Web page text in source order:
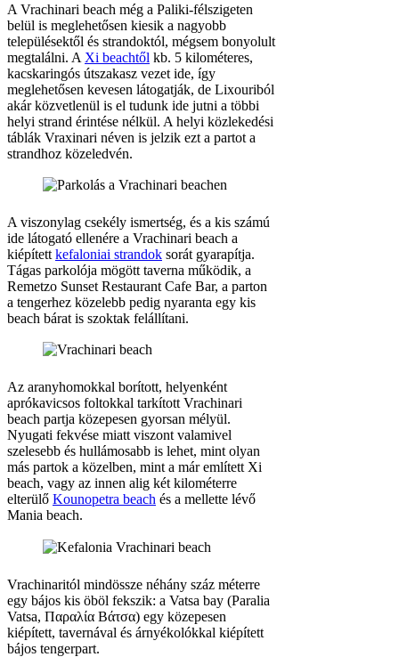
A Vrachinari beach még a Paliki-félszigeten
belül is meglehetősen kiesik a nagyobb
településektől és strandoktól, mégsem bonyolult
megtalálni. A Xi beachtől kb. 5 kilométeres,
kacskaringós útszakasz vezet ide, így
meglehetősen kevesen látogatják, de Lixouriból
akár közvetlenül is el tudunk ide jutni a többi
helyi strand érintése nélkül. A helyi közlekedési
táblák Vraxinari néven is jelzik ezt a partot a
strandhoz közeledvén.
A viszonylag csekély ismertség, és a kis számú
ide látogató ellenére a Vrachinari beach a
kiépített kefaloniai strandok sorát gyarapítja.
Tágas parkolója mögött taverna működik, a
Remetzo Sunset Restaurant Cafe Bar, a parton
a tengerhez közelebb pedig nyaranta egy kis
beach bárat is szoktak felállítani.
Az aranyhomokkal borított, helyenként
aprókavicsos foltokkal tarkított Vrachinari
beach partja közepesen gyorsan mélyül.
Nyugati fekvése miatt viszont valamivel
szelesebb és hullámosabb is lehet, mint olyan
más partok a közelben, mint a már említett Xi
beach, vagy az innen alig két kilométerre
elterülő Kounopetra beach és a mellette lévő
Mania beach.
Vrachinaritól mindössze néhány száz méterre
egy bájos kis öböl fekszik: a Vatsa bay (Paralia
Vatsa, Παραλία Βάτσα) egy közepesen
kiépített, tavernával és árnyékolókkal kiépített
bájos tengerpart.